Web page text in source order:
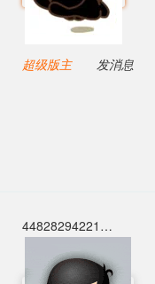
超级版主 发消息
44828294221